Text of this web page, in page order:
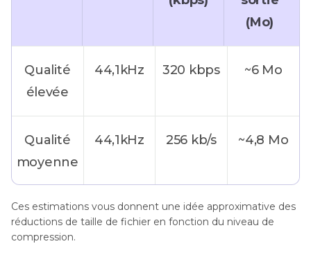
(Mo)
Qualité
élevée
44,1kHz 320 kbps ~6 Mo
Qualité
moyenne
44,1kHz 256 kb/s ~4,8 Mo
Qualité
moyenne
44,1kHz 128 kb/s ~2,4 Mo
Ces estimations vous donnent une idée approximative des
réductions de taille de fichier en fonction du niveau de
compression.